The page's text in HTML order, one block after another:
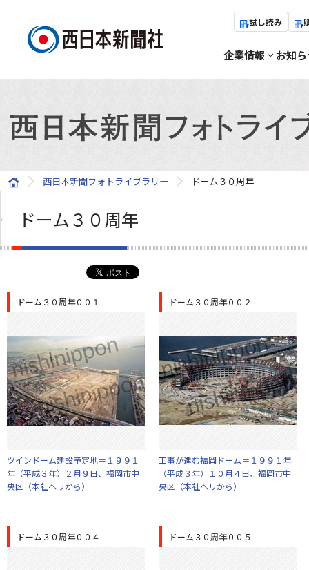
試し読み
企業情報 お知
西日本新聞フォトライブラリー ドーム３０周年
ドーム３０周年
ドーム３０周年００１
ツインドーム建設予定地＝１９９１
年（平成３年）２月９日、福岡市中
央区（本社ヘリから）
ドーム３０周年００２
工事が進む福岡ドーム＝１９９１年
（平成３年）１０月４日、福岡市中
央区（本社ヘリから）
ドーム３０周年００４ ドーム３０周年００５